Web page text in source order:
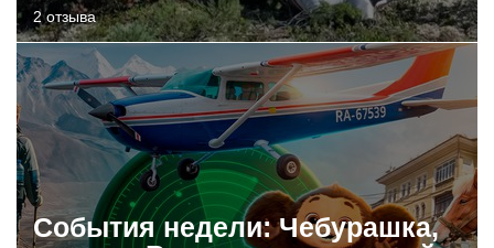
2 отзыва
События недели: Чебурашка,